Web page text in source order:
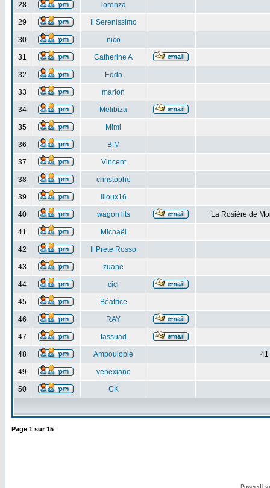
28 lorenza
29 Il Serenissimo
30 nico
31 Catherine A
32 Edda
33 marion
34 Melibiza
35 Mimi
36 B.M
37 Vincent
38 christophe
39 liloux16
40 wagon lits La Rosière de
41 Michaël
42 Il Prete Rosso
43 zuane
44 cici
45 Béatrice
46 RAY
47 tassuad
48 Ampoulopié 41
49 venexiano
50 CK
Page 1 sur15
Powered by